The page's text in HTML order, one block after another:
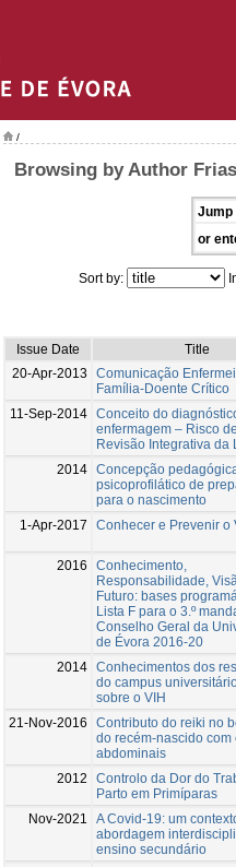
/
Browsing by Author
Jump
or
Sort by:
Issue Date
Title
20-Apr-2013
Comunicação
Família-Doente Crítico
11-Sep-2014 Conceito do
enfermagem – Risco
Revisão Integrativa da
2014 Concepção
psicoprofilático de
para o nascimento
1-Apr-2017
Conhecer e Prevenir o
2016
Conhecimento,
Responsabilidade,
Futuro: bases
Lista F para o 3.º
Conselho Geral da
de Évora 2016-20
2014 Conhecimentos dos
do campus
sobre o VIH
21-Nov-2016
Contributo do reiki no
do recém-nascido com
abdominais
2012
Controlo da Dor do
Parto em Primíparas
Nov-2021
A Covid-19: um
abordagem
ensino secundário